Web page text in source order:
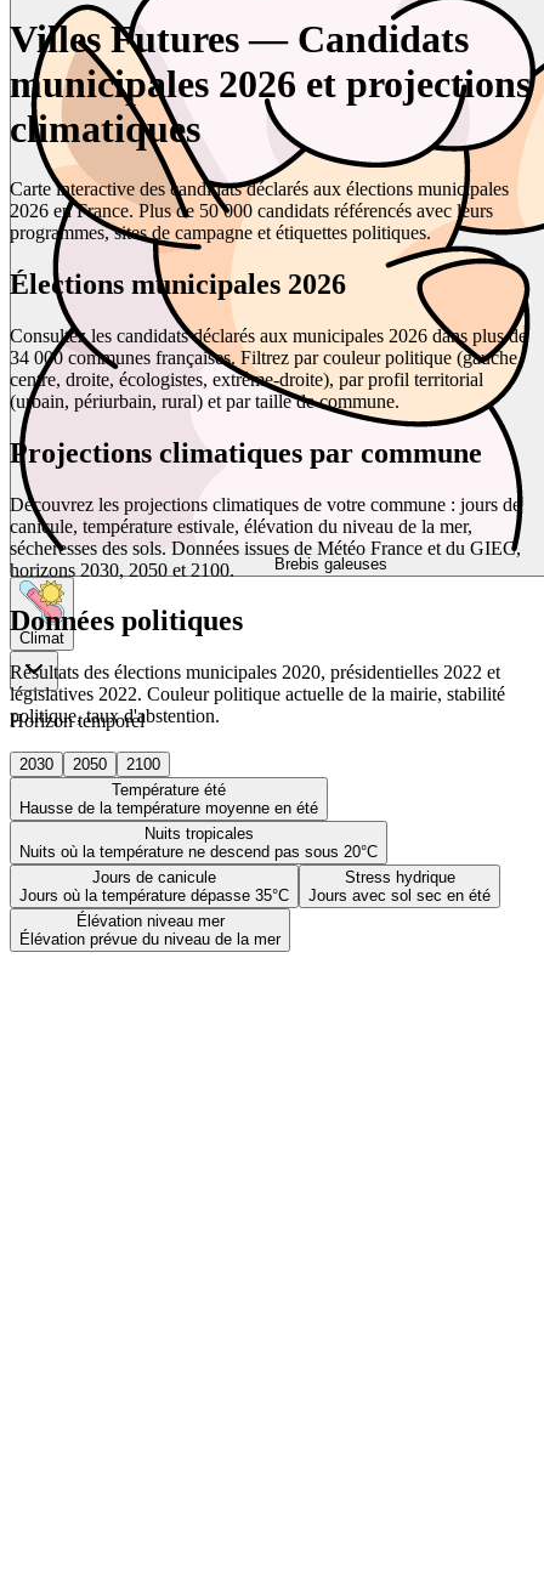
Brebis galeuses
Climat
Horizon temporel
2030 2050
2100
Température été
Hausse de la température moyenne en été
Nuits tropicales
Nuits où la température ne descend pas sous 20°C
Jours de canicule
Jours où la température dépasse 35°C
Stress hydrique
Jours avec sol sec en été
Élévation niveau mer
Élévation prévue du niveau de la mer
Villes Futures — Candidats
municipales 2026 et projections
climatiques
Carte interactive des candidats déclarés aux élections municipales
2026 en France. Plus de 50 000 candidats référencés avec leurs
programmes, sites de campagne et étiquettes politiques.
Élections municipales 2026
Consultez les candidats déclarés aux municipales 2026 dans plus de
34 000 communes françaises. Filtrez par couleur politique (gauche,
centre, droite, écologistes, extrême-droite), par profil territorial
(urbain, périurbain, rural) et par taille de commune.
Projections climatiques par commune
Découvrez les projections climatiques de votre commune : jours de
canicule, température estivale, élévation du niveau de la mer,
sécheresses des sols. Données issues de Météo France et du GIEC,
horizons 2030, 2050 et 2100.
Données politiques
Résultats des élections municipales 2020, présidentielles 2022 et
législatives 2022. Couleur politique actuelle de la mairie, stabilité
politique, taux d'abstention.